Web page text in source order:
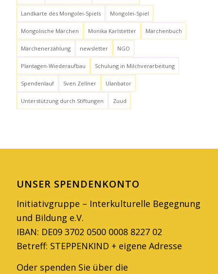
Landkarte des Mongolei-Spiels Mongolei-Spiel
Mongolische Märchen Monika Karlstetter Märchenbuch
Märchenerzählung newsletter NGO
Plantagen-Wiederaufbau Schulung in Milchverarbeitung
Spendenlauf Sven Zellner Ulanbator
Unterstützung durch Stiftungen Zuud
UNSER SPENDENKONTO
Initiativgruppe – Interkulturelle Begegnung
und Bildung e.V.
IBAN: DE09 3702 0500 0008 8227 02
Betreff: STEPPENKIND + eigene Adresse
Oder spenden Sie über die